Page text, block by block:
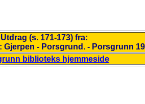
Utdrag (s. 171-173) fra:
Gjerpen - Porsgrund. - Porsgrunn
biblioteks hjemmeside